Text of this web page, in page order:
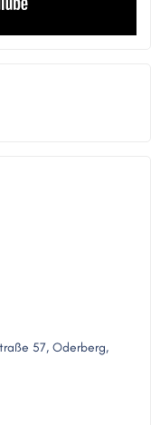
57, Oderberg,